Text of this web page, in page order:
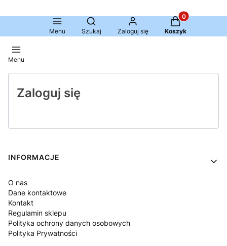
Menu
Otwórz wyszukiwarkę
Szukaj Zaloguj się
Produkty w
Koszyk
Menu
Zaloguj się
Linki w stopce
INFORMACJE
O nas
Dane kontaktowe
Kontakt
Regulamin sklepu
Polityka ochrony danych osobowych
Polityka Prywatności